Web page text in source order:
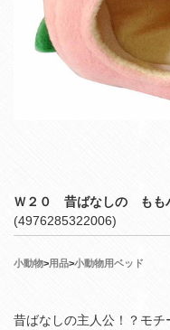
Ｗ２０ 昔ばなしの もも
(4976285322006)
小動物>用品>小動物用ベッド
昔ばなしの主人公！？モ